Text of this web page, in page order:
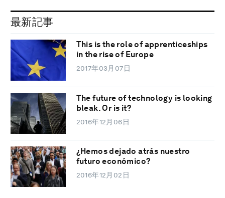
最新記事
This is the role of apprenticeships
in the rise of Europe
2017年03月07日
The future of technology is looking
bleak. Or is it?
2016年12月06日
¿Hemos dejado atrás nuestro
futuro económico?
2016年12月02日